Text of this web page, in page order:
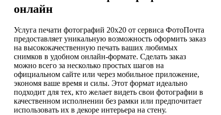
онлайн
Услуга печати фотографий 20х20 от сервиса ФотоПочта
предоставляет уникальную возможность оформить заказ
на высококачественную печать ваших любимых
снимков в удобном онлайн-формате. Сделать заказ
можно всего за несколько простых шагов на
официальном сайте или через мобильное приложение,
экономя ваше время и силы. Этот формат идеально
подходит для тех, кто желает видеть свои фотографии в
качественном исполнении без рамки или предпочитает
использовать их в декоре интерьера на стену.